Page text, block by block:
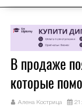
В продаже
которые
Алена Кострица